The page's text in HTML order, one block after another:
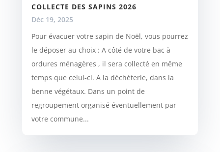
COLLECTE DES SAPINS 2026
Déc 19, 2025
Pour évacuer votre sapin de Noël, vous pourrez
le déposer au choix : A côté de votre bac à
ordures ménagères , il sera collecté en même
temps que celui-ci. A la déchèterie, dans la
benne végétaux. Dans un point de
regroupement organisé éventuellement par
votre commune...